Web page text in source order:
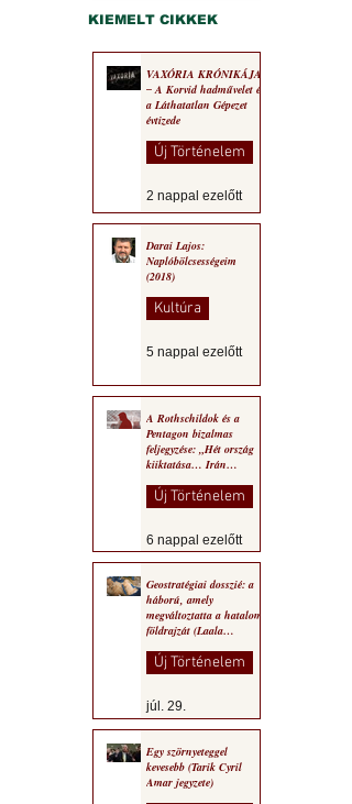
KIEMELT CIKKEK
VAXÓRIA KRÓNIKÁJA
‒ A Korvid hadművelet és
a Láthatatlan Gépezet
évtizede
Új Történelem
2 nappal ezelőtt
Darai Lajos:
Naplóbölcsességeim
(2018)
Kultúra
5 nappal ezelőtt
A Rothschildok és a
Pentagon bizalmas
feljegyzése: „Hét ország
kiiktatása… Irán
Új Történelem
6 nappal ezelőtt
Geostratégiai dosszié: a
háború, amely
megváltoztatta a hatalom
földrajzát (Laala
Új Történelem
júl. 29.
Egy szörnyeteggel
kevesebb (Tarik Cyril
Amar jegyzete)